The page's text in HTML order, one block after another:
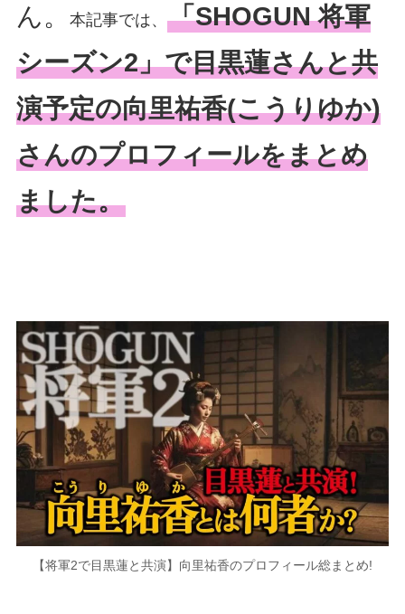
ん。
本記事では、 「SHOGUN 将軍
シーズン2」で目黒蓮さんと共
演予定の向里祐香(こうりゆか)
さんのプロフィールをまとめ
ました。
【将軍2で目黒蓮と共演】向里祐香のプロフィール総まとめ!